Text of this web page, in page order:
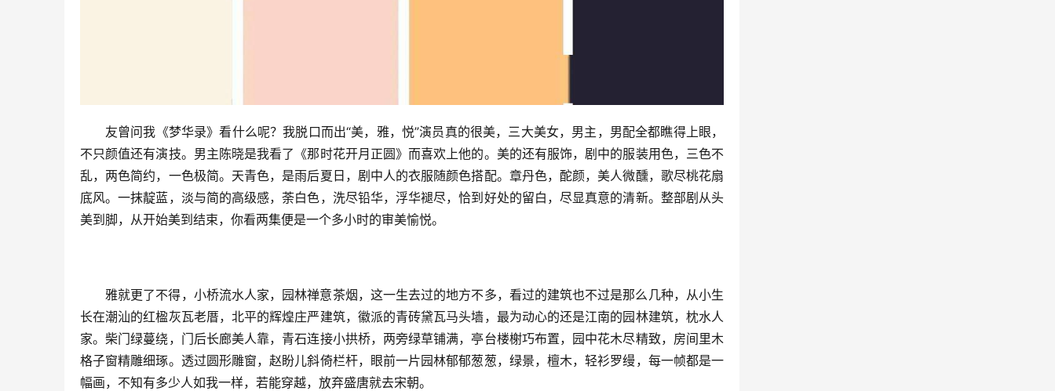
友曾问我《梦华录》看什么呢？我脱口而出“美，雅，悦”演员真的很美，三大美女，男主，男配全都瞧得上眼，
不只颜值还有演技。男主陈晓是我看了《那时花开月正圆》而喜欢上他的。美的还有服饰，剧中的服装用色，三色不
乱，两色简约，一色极简。天青色，是雨后夏日，剧中人的衣服随颜色搭配。章丹色，酡颜，美人微醺，歌尽桃花扇
底风。一抹靛蓝，淡与简的高级感，荼白色，洗尽铅华，浮华褪尽，恰到好处的留白，尽显真意的清新。整部剧从头
美到脚，从开始美到结束，你看两集便是一个多小时的审美愉悦。
雅就更了不得，小桥流水人家，园林禅意茶烟，这一生去过的地方不多，看过的建筑也不过是那么几种，从小生
长在潮汕的红楹灰瓦老厝，北平的辉煌庄严建筑，徽派的青砖黛瓦马头墙，最为动心的还是江南的园林建筑，枕水人
家。柴门绿蔓绕，门后长廊美人靠，青石连接小拱桥，两旁绿草铺满，亭台楼榭巧布置，园中花木尽精致，房间里木
格子窗精雕细琢。透过圆形雕窗，赵盼儿斜倚栏杆，眼前一片园林郁郁葱葱，绿景，檀木，轻衫罗缦，每一帧都是一
幅画，不知有多少人如我一样，若能穿越，放弃盛唐就去宋朝。